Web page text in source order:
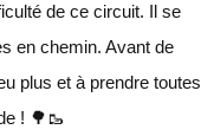
de ce circuit. Il se
en chemin. Avant de
plus et à prendre toutes
! 🌳🥾